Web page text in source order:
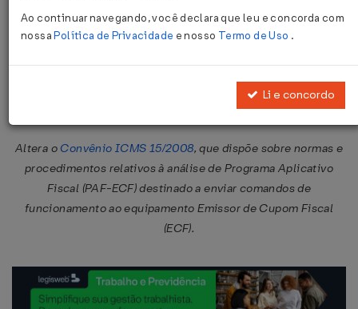
Convênio ICMS Nº 23 DE
Altera o Convênio ICMS 15/2008, que dispõe sobre normas e
procedimentos relativos à análise de Programa Aplicativo
Fiscal (PAF-ECF) destinado a enviar comandos de
funcionamento ao equipamento Emissor de Cupom Fiscal
(ECF).
Ao continuar navegando, você declara que leu e concorda com
nossaPolítica de Privacidade e nosso Termo de Uso .
Li e concordo